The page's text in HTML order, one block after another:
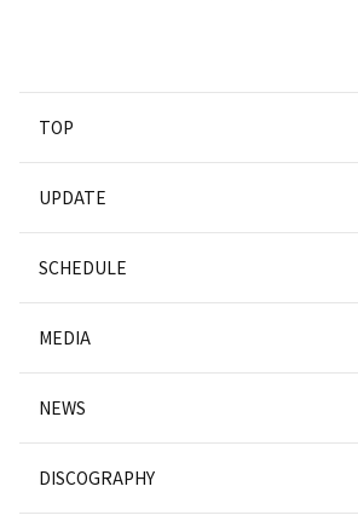
TOP
UPDATE
SCHEDULE
MEDIA
NEWS
DISCOGRAPHY